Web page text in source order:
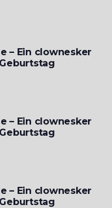
– Ein clownesker
– Ein clownesker
– Ein clownesker